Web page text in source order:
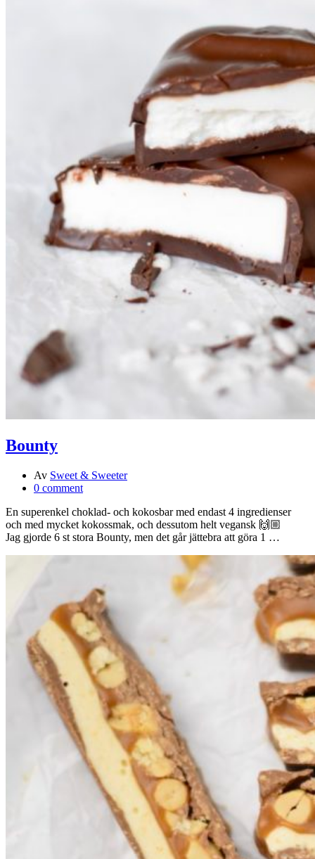
Bounty
Av Sweet & Sweeter
0 comment
En superenkel choklad- och kokosbar med endast 4 ingredienser
och med mycket kokossmak, och dessutom helt vegansk 🙌🏼
Jag gjorde 6 st stora Bounty, men det går jättebra att göra 1 …